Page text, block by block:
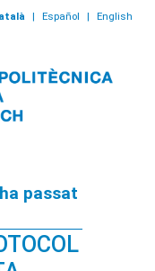
| Español | English
passat